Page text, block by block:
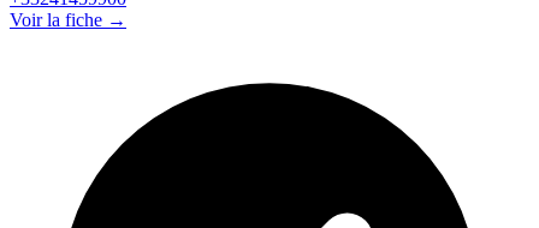
Voir la fiche →